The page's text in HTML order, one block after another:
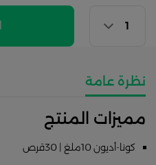
نظرة عامة
مميزات المنتج
كونا-أديون 10ملغ | 30قرص